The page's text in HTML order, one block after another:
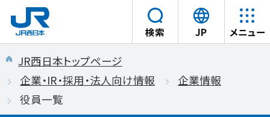
検索 JP
言
語
選
択
メニュー
JR西日本トップページ
企業・IR・採用・法人向け情報
企業情報
役員一覧